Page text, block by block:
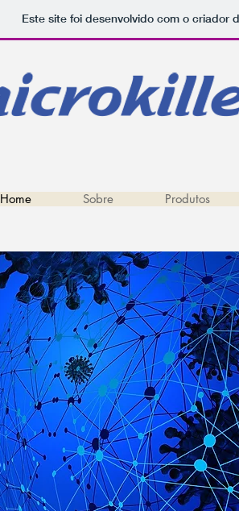
Este site foi desenvolvido com o criador
Home Sobre Produtos